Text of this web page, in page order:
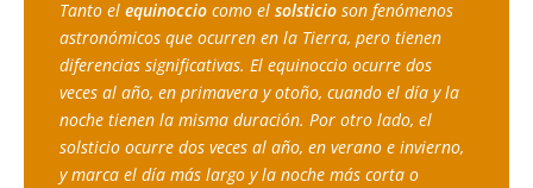
Tanto el equinoccio como el solsticio son fenómenos
astronómicos que ocurren en la Tierra, pero tienen
diferencias significativas. El equinoccio ocurre dos
veces al año, en primavera y otoño, cuando el día y la
noche tienen la misma duración. Por otro lado, el
solsticio ocurre dos veces al año, en verano e invierno,
y marca el día más largo y la noche más corta o